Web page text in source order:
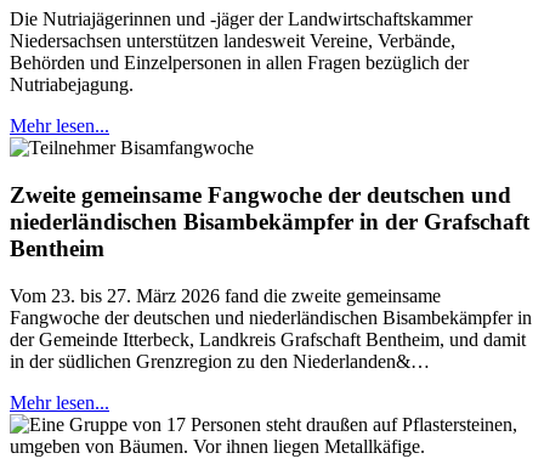
Die Nutriajägerinnen und -jäger der Landwirtschaftskammer
Niedersachsen unterstützen landesweit Vereine, Verbände,
Behörden und Einzelpersonen in allen Fragen bezüglich der
Nutriabejagung.
Mehr lesen...
Zweite gemeinsame Fangwoche der deutschen und
niederländischen Bisambekämpfer in der Grafschaft
Bentheim
Vom 23. bis 27. März 2026 fand die zweite gemeinsame
Fangwoche der deutschen und niederländischen Bisambekämpfer in
der Gemeinde Itterbeck, Landkreis Grafschaft Bentheim, und damit
in der südlichen Grenzregion zu den Niederlanden&…
Mehr lesen...